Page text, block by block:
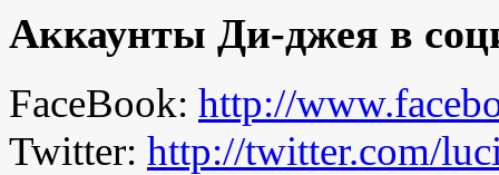
Аккаунты Ди-джея в
FaceBook: http://
Twitter: http://twitter.com/